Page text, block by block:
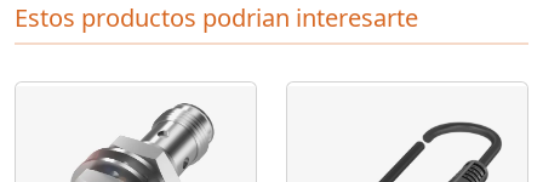
Estos productos podrian interesarte